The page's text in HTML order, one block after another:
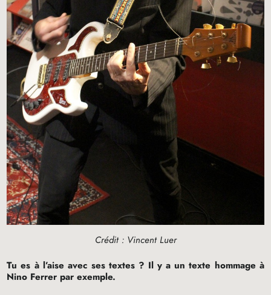
Crédit : Vincent Luer
Tu es à l’aise avec ses textes ? Il y a un texte hommage à
Nino Ferrer par exemple.